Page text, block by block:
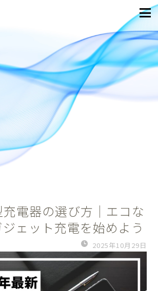
電器の選び方｜エコな
ェット充電を始めよう
2025年10月29日